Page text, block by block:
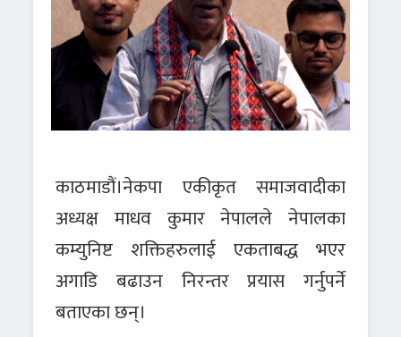
काठमाडौं।नेकपा एकीकृत समाजवादीका
अध्यक्ष माधव कुमार नेपालले नेपालका
कम्युनिष्ट शक्तिहरुलाई एकताबद्ध भएर
अगाडि बढाउन निरन्तर प्रयास गर्नुपर्ने
बताएका छन्।